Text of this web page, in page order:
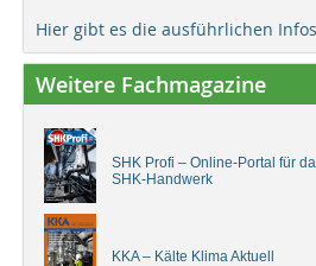
Hier gibt es die ausführlichen
Weitere Fachmagazine
SHK Profi – Online-Portal für
SHK-Handwerk
KKA – Kälte Klima Aktuell